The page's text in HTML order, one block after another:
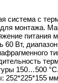
система с
монтажа.
питания
60 Вт,
150…500
252*225*155